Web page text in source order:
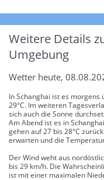
Weitere Details
Umgebung
Wetter heute,
In Schanghai ist es
29°C. Im weiteren
sich auch die Sonne
Am Abend ist es in
gehen auf 27 bis 28°C
erwarten und die
Der Wind weht aus
bis 29 km/h. Die
ist mit einer maximalen